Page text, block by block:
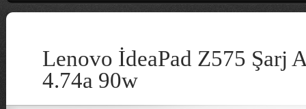
Lenovo İdeaPad Z575 Şarj
4.74a 90w